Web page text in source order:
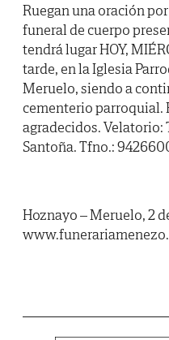
Ruegan una oración
funeral de cuerpo
tendrá lugar HOY,
tarde, en la Iglesia
Meruelo, siendo a
cementerio parroquial.
agradecidos. Velatorio:
Santoña. Tfno.:
Hoznayo – Meruelo, 2